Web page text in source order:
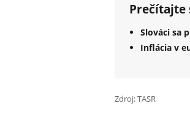
Prečítajte
Slováci sa
Inflácia v
Zdroj: TASR